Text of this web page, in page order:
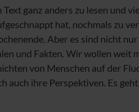
ganz anders zu lesen und
hat, nochmals zu
Aber es sind nicht
und Fakten. Wir wollen weit
von Menschen auf der
auch ihre Perspektiven. Es